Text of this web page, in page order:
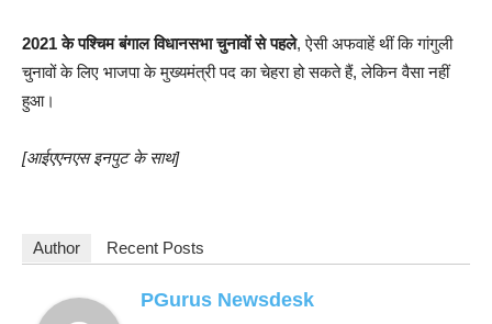
2021 के पश्चिम बंगाल विधानसभा चुनावों से पहले, ऐसी अफवाहें थीं कि गांगुली
चुनावों के लिए भाजपा के मुख्यमंत्री पद का चेहरा हो सकते हैं, लेकिन वैसा नहीं
हुआ।
[आईएएनएस इनपुट के साथ]
Author Recent Posts
PGurus Newsdesk